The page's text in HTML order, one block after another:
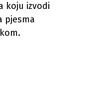
koju izvodi
pjesma